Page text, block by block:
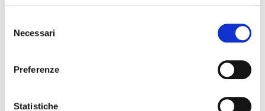
delNecessari
Preferenze
Statistiche
Cliners
dedicati alle lavanderie industriali che per la
Allegrini dopo l’acquisizione dell’azienda